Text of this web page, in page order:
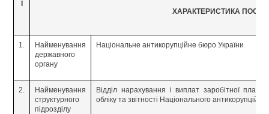
ХАРАКТЕРИСТИКА
1.
Найменування
державного
органу
Національне антикорупційне бюро України
2.
Найменування
структурного
підрозділу
Відділ нарахування і виплат заробітної плати
обліку та звітності Національного